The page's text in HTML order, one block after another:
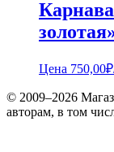
Цена 750,00₽
© 2009–2026
авторам, в том